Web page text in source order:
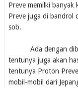
Preve memilki
Preve juga di bandrol
sob.
Ada dengan diberi
tentunya juga akan
tentunya Proton
mobil-mobil dari